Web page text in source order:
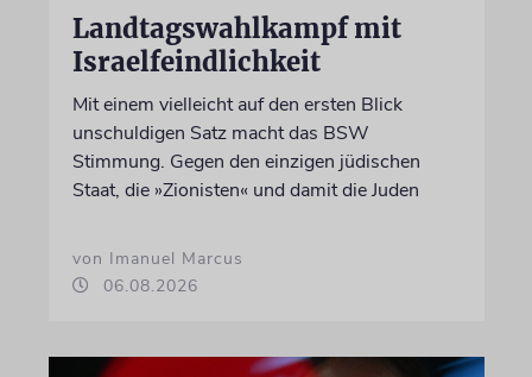
Landtagswahlkampf mit
Israelfeindlichkeit
Mit einem vielleicht auf den ersten Blick
unschuldigen Satz macht das BSW
Stimmung. Gegen den einzigen jüdischen
Staat, die »Zionisten« und damit die Juden
von Imanuel Marcus
06.08.2026